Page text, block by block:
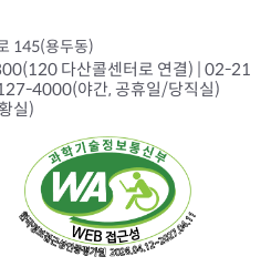
145(용두동)
다산콜센터로 연결) | 02-21
4000(야간, 공휴일/당직실)
실)